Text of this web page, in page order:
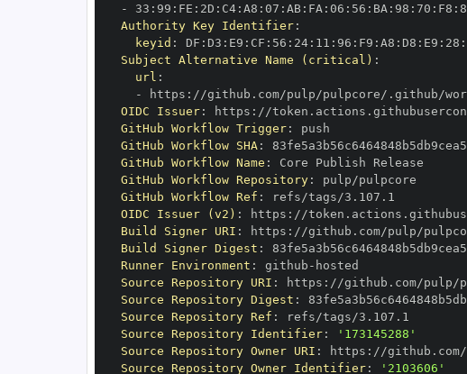
-
33 : 99 : FE : 2D : C4: A8 : 07 : AB: FA : 06 : 56 : BA : 98 : 70 : F8 :
Authority Key Identifier:
keyid : DF : D3 : E9 : CF : 56 : 24: 11 : 96 : F9 : A8 : D8 : E9 : 28 :
Subject Alternative Name (critical) :
url :
-
https :
OIDC Issuer: https :
GitHub Workflow Trigger:
GitHub Workflow SHA:
GitHub Workflow Name :
GitHub Workflow Repository:
GitHub Workflow Ref :
OIDC Issuer (v2) : https :
Build Signer URI : https :
Build Signer Digest :
Runner Environment : github -
Source Repository URI : https :
Source Repository Digest :
Source Repository Ref :
Source Repository Identifier:
'173145288'
Source Repository Owner URI : https :
Source Repository Owner Identifier: '2103606'